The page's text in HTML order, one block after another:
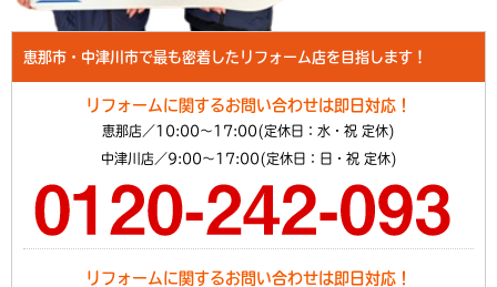
恵那市・中津川市で最も密着したリフォーム店を目指します！
リフォームに関するお問い合わせは即日対応！
恵那店／10:00～17:00(定休日：水・祝 定休)
中津川店／9:00～17:00(定休日：日・祝 定休)
リフォームに関するお問い合わせは即日対応！